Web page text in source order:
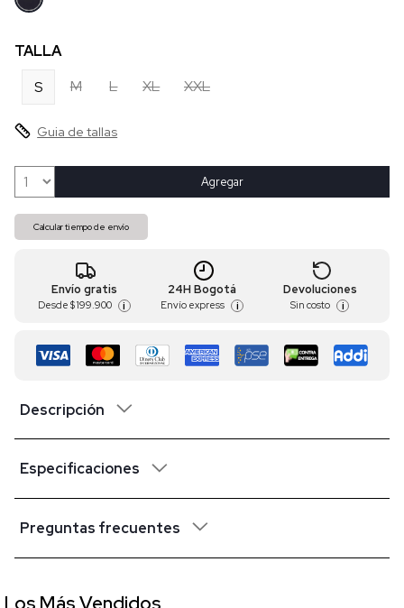
TALLA
S
M L XL XXL
Guia de tallas
Agregar
Calcular tiempo de envío
Envío gratis
Desde $ 199.900 i
24H Bogotá
Envío express i
Devoluciones
Sin costo i
Descripción
Especificaciones
Preguntas frecuentes